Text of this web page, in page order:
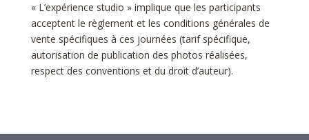
« L’expérience studio » implique que les participants
acceptent le règlement et les conditions générales de
vente spécifiques à ces journées (tarif spécifique,
autorisation de publication des photos réalisées,
respect des conventions et du droit d’auteur).